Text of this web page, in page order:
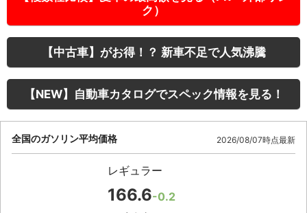
ク）
【中古車】がお得！？ 新車不足で人気沸騰
【NEW】自動車カタログでスペック情報を見る！
全国のガソリン平均価格 2026/08/07時点最新
レギュラー
166.6-0.2